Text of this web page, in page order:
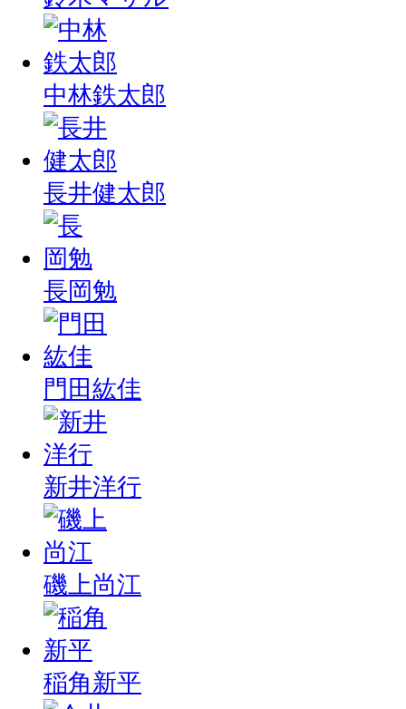
中林鉄太郎
長井健太郎
長岡勉
門田紘佳
新井洋行
磯上尚江
稲角新平